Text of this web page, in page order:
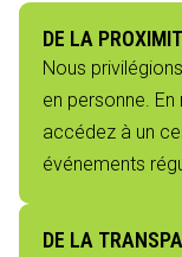
DE LA
Nous
en personne.
accédez à un
événements
DE LA